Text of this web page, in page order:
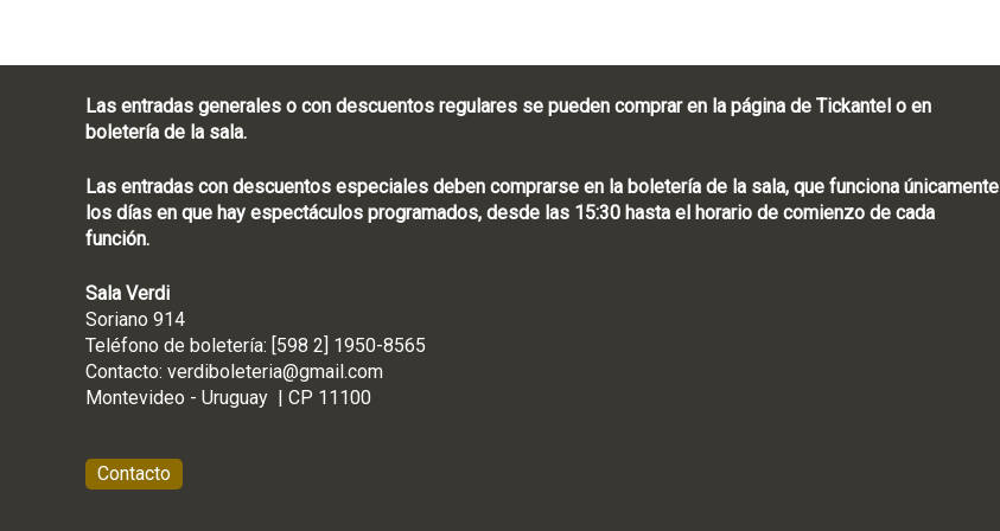
Las entradas generales o con descuentos regulares se pueden comprar en la página de Tickantel o en
boletería de la sala.
Las entradas con descuentos especiales deben comprarse en la boletería de la sala, que funciona únicamente
los días en que hay espectáculos programados, desde las 15:30 hasta el horario de comienzo de cada
función.
Sala Verdi
Soriano 914
Teléfono de boletería: [598 2] 1950-8565
Contacto: verdiboleteria@gmail.com
Montevideo - Uruguay | CP 11100
Contacto